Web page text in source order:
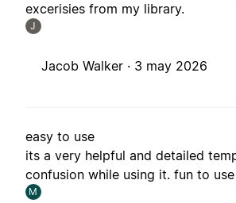
excerisies from my library.
J
Jacob Walker · 3 may 2026
easy to use
its a very helpful and detailed
confusion while using it. fun to use
M